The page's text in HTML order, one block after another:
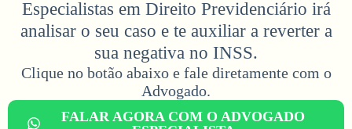
Especialistas em Direito Previdenciário irá
analisar o seu caso e te auxiliar a reverter a
sua negativa no INSS.
Clique no botão abaixo e fale diretamente com o
Advogado.​
FALAR AGORA COM O ADVOGADO